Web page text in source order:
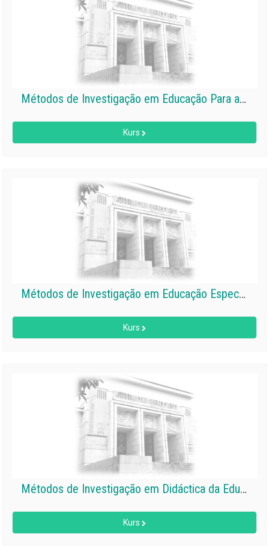
Métodos de Investigação em Educação Para a Saúde
Kurs
Métodos de Investigação em Educação Especial
Kurs
Métodos de Investigação em Didáctica da Educação Física e Desporto
Kurs